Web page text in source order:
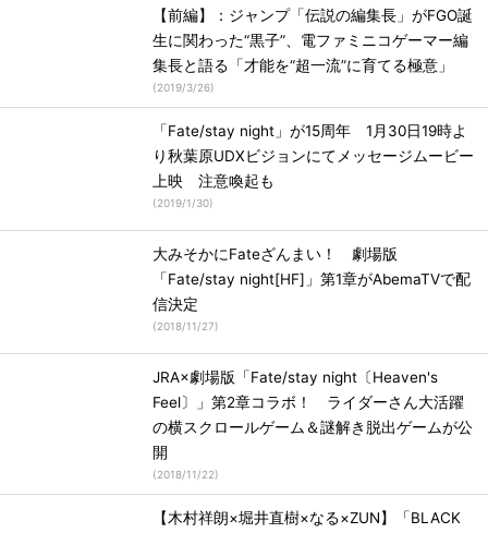
【前編】：ジャンプ「伝説の編集長」がFGO誕
生に関わった“黒子”、電ファミニコゲーマー編
集長と語る「才能を“超一流”に育てる極意」
(2019/3/26)
「Fate/stay night」が15周年 1月30日19時よ
り秋葉原UDXビジョンにてメッセージムービー
上映 注意喚起も
(2019/1/30)
大みそかにFateざんまい！ 劇場版
「Fate/stay night[HF]」第1章がAbemaTVで配
信決定
(2018/11/27)
JRA×劇場版「Fate/stay night〔Heaven's
Feel〕」第2章コラボ！ ライダーさん大活躍
の横スクロールゲーム＆謎解き脱出ゲームが公
開
(2018/11/22)
【木村祥朗×堀井直樹×なる×ZUN】「BLACK